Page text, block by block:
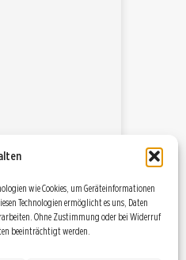
wie Cookies, um Geräteinformationen
Technologien ermöglicht es uns, Daten
Ohne Zustimmung oder bei Widerruf
beeinträchtigt werden.